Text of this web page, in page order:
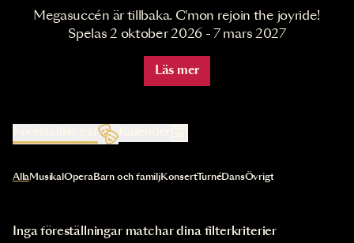
Megasuccén är tillbaka. C'mon rejoin the joyride!
Spelas 2 oktober 2026 - 7 mars 2027
Läs mer
Kalender
Val av kategori uppdaterar innehållet automatiskt
AllaMusikal OperaBarn och familjKonsertTurnéDansÖvrigt
Inga föreställningar matchar dina filterkriterier